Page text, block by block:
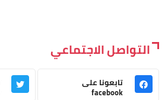
التواصل الاجتماعي
تابعونا على
facebook